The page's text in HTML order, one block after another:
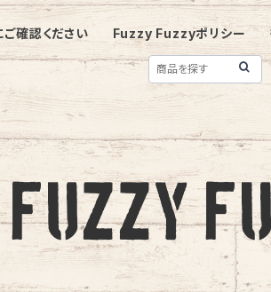
確認ください Fuzzy Fuzzyポリシー